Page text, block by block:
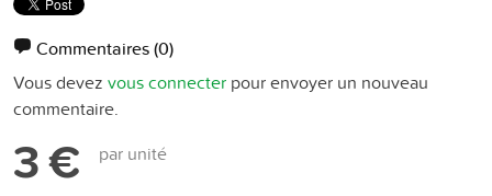
Commentaires(0)
Vous devez vous connecter pour envoyer un nouveau
commentaire.
3 € par unité